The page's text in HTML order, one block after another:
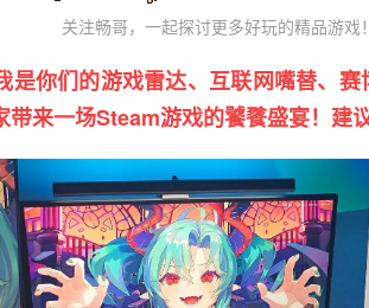
关注畅哥，一起探讨更多好玩的精品游戏！
是你们的游戏雷达、互联网嘴替、
来一场Steam游戏的饕餮盛宴！建